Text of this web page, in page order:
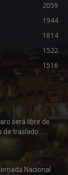
2059
1944
1814
1522
1516
será libre de
traslado:...
Nacional